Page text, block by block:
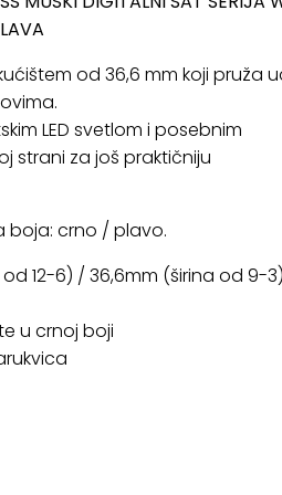
od 36,6 mm koji pruža
LED svetlom i posebnim
strani za još praktičniju
boja: crno / plavo.
12-6) / 36,6mm (širina od 9-3)
u crnoj boji